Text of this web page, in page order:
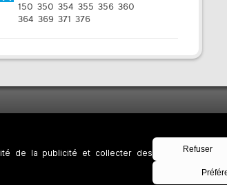
150 350 354 355 356 360
364 369 371 376